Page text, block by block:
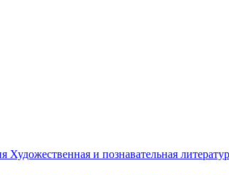
Художественная и познавательная